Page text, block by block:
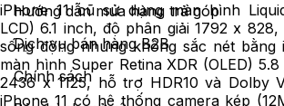
iPhone 11 cũ sử dụng màn hình
LCD) 6.1 inch, độ phân giải 1792 x
sống động nhưng không sắc nét bằng
màn hình Super Retina XDR (OLED)
2436 x 1125, hỗ trợ HDR10 và Dolby
iPhone 11 có hệ thống camera kép
Hướng dẫn mua hàng trả góp
Dịch vụ bán hàng B2B
Chính sách